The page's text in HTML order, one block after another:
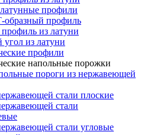
профили
профиль
из латуни
из латуни
профили
напольные порожки
пороги из нержавеющей
стали плоские
стали
стали угловые